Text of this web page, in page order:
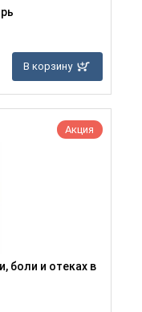
В корзину
Акция
боли и отеках в